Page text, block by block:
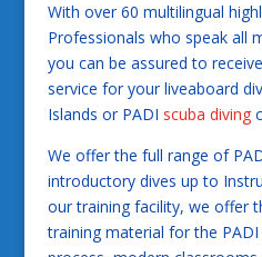
With over 60 multilingual
Professionals who speak all
you can be assured to
service for your liveaboard
Islands or PADI scuba diving
We offer the full range of
introductory dives up to
our training facility, we offer
training material for the PADI